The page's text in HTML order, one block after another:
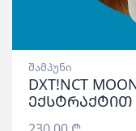
შამპუნი
DXT!NCT